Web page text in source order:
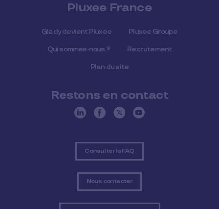
Pluxee France
Glady devient Pluxee Pluxee Groupe
Qui sommes-nous ? Recrutement
Plan du site
Restons en contact
Consulter la FAQ
Nous contacter